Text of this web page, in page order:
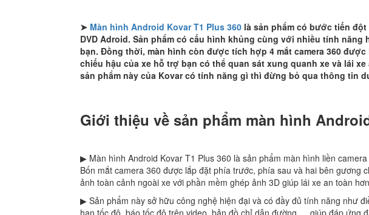
➤ Màn hình Android Kovar T1 Plus 360 là sản phẩm có bước tiến
DVD Adroid. Sản phẩm có cấu hình khủng cùng với nhiều tính
bạn. Đồng thời, màn hình còn được tích hợp 4 mắt camera 360
chiếu hậu của xe hỗ trợ bạn có thể quan sát xung quanh xe và lái
sản phẩm này của Kovar có tính năng gì thì đừng bỏ qua thông tin
Giới thiệu về sản phẩm màn hình
▶ Màn hình Android Kovar T1 Plus 360 là sản phẩm màn hình liền
Bốn mắt camera 360 được lắp đặt phía trước, phía sau và hai bên gương
ảnh toàn cảnh ngoài xe với phần mềm ghép ảnh 3D giúp lái xe an toàn
▶ Sản phẩm này sở hữu công nghệ hiện đại và có đầy đủ tính năng như
hạn tốc độ, báo tốc độ trên video, bản đồ chỉ dẫn đường,… giúp đáp ứng